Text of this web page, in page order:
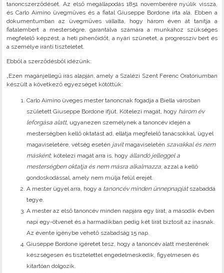
tanoncszerződését. Az első megállapodás 1851 novemberére nyúlik vissza,
és Carlo Aimino üvegműves és a fiatal Giuseppe Bordone írta alá. Ebben a
dokumentumban az üvegműves vállalta, hogy három éven át tanítja a
fiatalembert a mesterségre, garantálva számára a munkához szükséges
megfelelő képzést, a heti pihenőidőt, a nyári szünetet, a progresszív bért és
a személye iránti tiszteletet.
Ebből a szerződésből idézünk:
„Ezen magánjellegű írás alapján, amely a Szalézi Szent Ferenc Oratóriumban
készült a következő egyezséget kötöttük:
Carlo Aimino üveges mester tanoncnak fogadja a Biella városban
született Giuseppe Bordone ifjút. Kötelezi magát, hogy három év
leforgása alatt, ugyanezen személynek a tanoncév idején a
mesterségben kellő oktatást ad, ellátja megfelelő tanácsokkal, ügyel
magaviseletére, vétség esetén javítmagaviseletén szavakkal és nem
másként; kötelezi magát arra is, hogyállandó jelleggel a
mesterségben oktatja és nem másra alkalmazza, azzal a kellő
gondoskodással, amely nem múlja felül erejét.
A mester ügyel arra, hogy a tanoncév minden ünnepnapjátszabaddá
tegye.
A mester az első tanoncév minden napjára egy lírát, a második évben
napi egy-ötvenet és a harmadikban pedig két lírát biztosít az inasnak.
Az évente igénybe vehető szabadság 15 nap.
Giuseppe Bordone ígéretet tesz, hogy a tanoncév alatt mesterének
készségesen és tisztelettel engedelmeskedik, figyelmesen és
kitartóan dolgozik.